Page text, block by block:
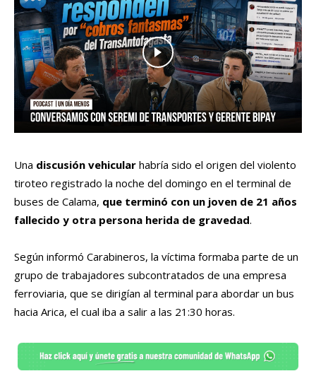
Una discusión vehicular habría sido el origen del violento
tiroteo registrado la noche del domingo en el terminal de
buses de Calama, que terminó con un joven de 21 años
fallecido y otra persona herida de gravedad.
Según informó Carabineros, la víctima formaba parte de un
grupo de trabajadores subcontratados de una empresa
ferroviaria, que se dirigían al terminal para abordar un bus
hacia Arica, el cual iba a salir a las 21:30 horas.